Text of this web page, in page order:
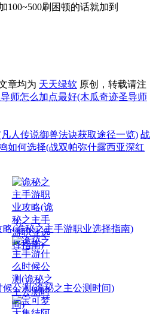
100~500刷困顿的话就加到
章均为 天天绿软 原创，转载请注
师怎么加点最好(木瓜奇迹圣导师
人传说御兽法诀获取途径一览) 战
如何选择(战双帕弥什露西亚深红
(诡秘之主手游职业选择指南)
公测(诡秘之主公测时间)